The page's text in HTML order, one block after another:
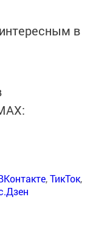
в
,ТикТок,